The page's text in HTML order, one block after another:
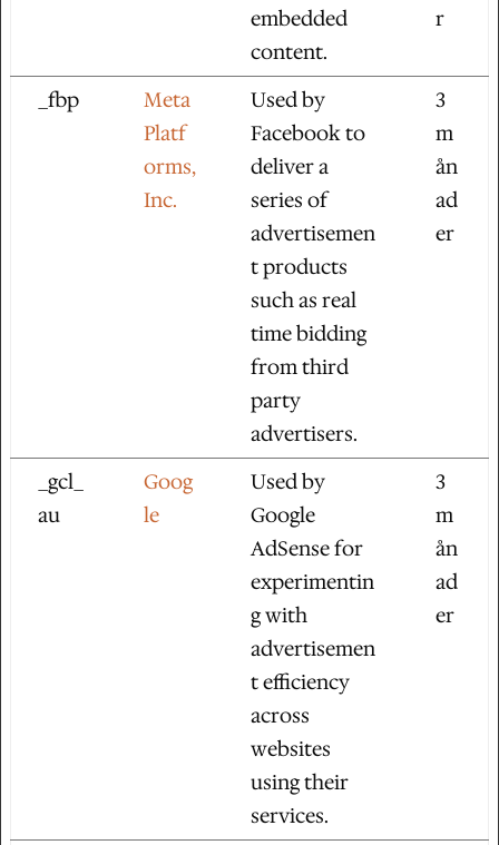
embedded
content.
r
_fbp
Meta
Platf
orms,
Inc.
Used by
Facebook to
deliver a
series of
advertisemen
t products
such as real
time bidding
from third
party
advertisers.
3
m
ån
ad
er
_gcl_
au
Goog
le
Used by
Google
AdSense for
experimentin
g with
advertisemen
t efficiency
across
websites
using their
services.
3
m
ån
ad
er